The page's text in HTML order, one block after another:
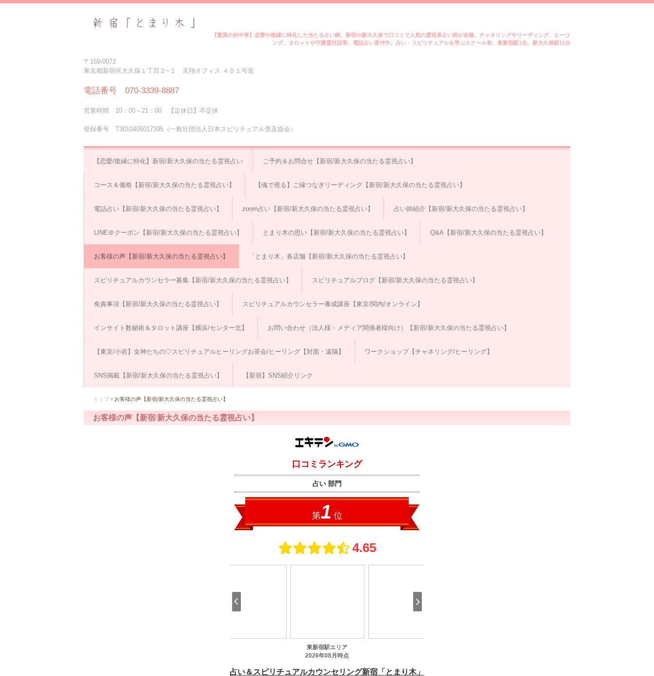
【驚異の的中率】恋愛や復縁に特化した当たる占い館。新宿や新大久保で口コミで人気の霊視系占い師が在籍。チャネリングやリーディング、ヒーリ
ング、タロットや守護霊対話等。電話占い受付中。占い・スピリチュアルを学ぶスクール有。東新宿駅1分。新大久保駅11分
〒169-0072
東京都新宿区大久保１丁目２−１ 天翔オフィス ４０１号室
電話番号 070-3339-8887
営業時間 10：00～21：00 【定休日】不定休
登録番号 T3010405017395（一般社団法人日本スピリチュアル普及協会）
【恋愛/復縁に特化】新宿/新大久保の当たる霊視占い ご予約＆お問合せ【新宿/新大久保の当たる霊視占い】
コース＆価格【新宿/新大久保の当たる霊視占い】 【魂で視る】ご縁つなぎリーディング【新宿/新大久保の当たる霊視占い】
電話占い【新宿/新大久保の当たる霊視占い】 zoom占い【新宿/新大久保の当たる霊視占い】 占い師紹介【新宿/新大久保の当たる霊視占い】
LINE＠クーポン【新宿/新大久保の当たる霊視占い】 とまり木の思い【新宿/新大久保の当たる霊視占い】 Q&A【新宿/新大久保の当たる霊視占い】
お客様の声【新宿/新大久保の当たる霊視占い】 「とまり木」各店舗【新宿/新大久保の当たる霊視占い】
スピリチュアルカウンセラー募集【新宿/新大久保の当たる霊視占い】 スピリチュアルブログ【新宿/新大久保の当たる霊視占い】
免責事項【新宿/新大久保の当たる霊視占い】 スピリチュアルカウンセラー養成講座【東京/関内/オンライン】
インサイト数秘術＆タロット講座【横浜/センター北】 お問い合わせ（法人様・メディア関係者様向け）【新宿/新大久保の当たる霊視占い】
【東京/小岩】女神たちの♡スピリチュアルヒーリングお茶会/ヒーリング【対面・遠隔】 ワークショップ【チャネリング/ヒーリング】
SNS掲載【新宿/新大久保の当たる霊視占い】 【新宿】SNS紹介リンク
トップ › お客様の声【新宿/新大久保の当たる霊視占い】
お客様の声【新宿/新大久保の当たる霊視占い】